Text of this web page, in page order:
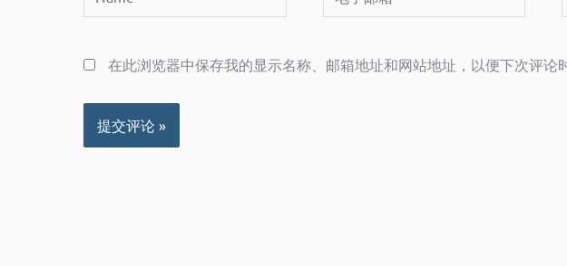
子
箱
在此浏览器中保存我的显示名称、邮箱地址和网站地址，以便下次评论